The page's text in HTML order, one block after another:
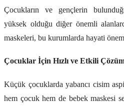
Çocukların ve gençlerin
yüksek olduğu diğer önemli
maskeleri, bu kurumlarda hayati önem
Çocuklar İçin Hızlı ve Etkili
Küçük çocuklarda yabancı cisim
hem çocuk hem de bebek maskesi